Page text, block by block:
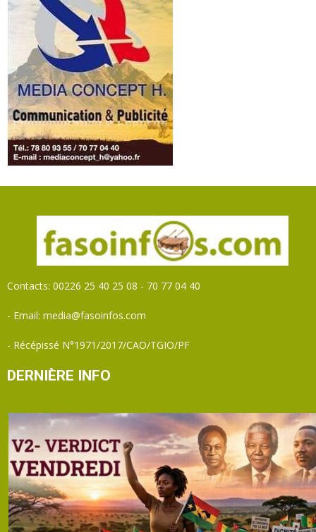
Contacts: 00226 25 40 25 08 - 70 77 04 40
- Email: media@fasoinfos.com
- Récépissé N°1971/2017/CAO/TGIO/PF
DERNIÈRE INFO